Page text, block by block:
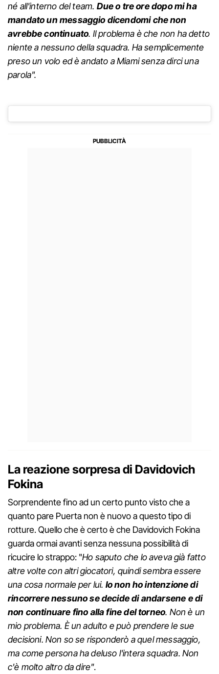
né all'interno del team. Due o tre ore dopo mi ha
mandato un messaggio dicendomi che non
avrebbe continuato. Il problema è che non ha detto
niente a nessuno della squadra. Ha semplicemente
preso un volo ed è andato a Miami senza dirci una
parola".
La reazione sorpresa di Davidovich
Fokina
Sorprendente fino ad un certo punto visto che a
quanto pare Puerta non è nuovo a questo tipo di
rotture. Quello che è certo è che Davidovich Fokina
guarda ormai avanti senza nessuna possibilità di
ricucire lo strappo: "Ho saputo che lo aveva già fatto
altre volte con altri giocatori, quindi sembra essere
una cosa normale per lui. Io non ho intenzione di
rincorrere nessuno se decide di andarsene e di
non continuare fino alla fine del torneo. Non è un
mio problema. È un adulto e può prendere le sue
decisioni. Non so se risponderò a quel messaggio,
ma come persona ha deluso l'intera squadra. Non
c'è molto altro da dire".